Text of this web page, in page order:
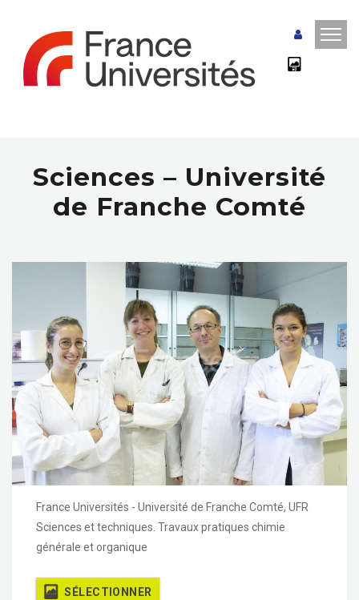
Sciences – Université
de Franche Comté
France Universités - Université de Franche Comté, UFR
Sciences et techniques. Travaux pratiques chimie
générale et organique
SÉLECTIONNER